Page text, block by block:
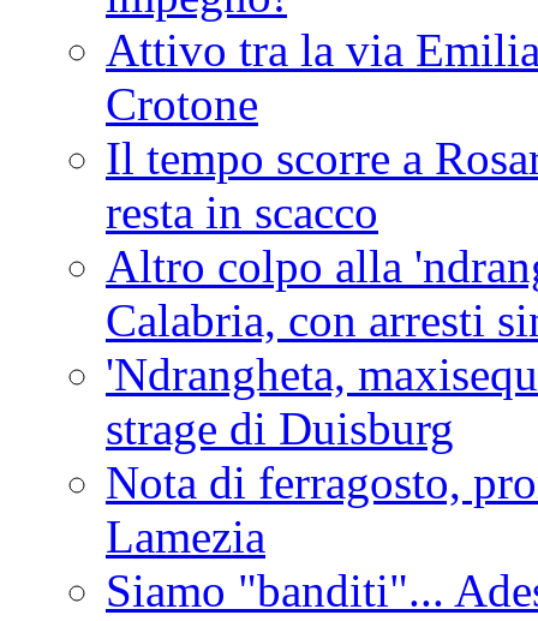
Attivo tra la via
Crotone
Il tempo scorre a
resta in scacco
Altro colpo alla
Calabria, con arresti
'Ndrangheta,
strage di Duisburg
Nota di ferragosto,
Lamezia
Siamo "banditi"...